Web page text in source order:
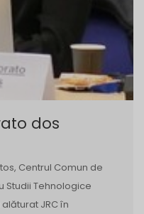
dos
Centrul Comun de
Studii Tehnologice
JRC în